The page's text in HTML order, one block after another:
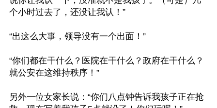
个小时过去了，还没让我认！”
“出这么大事，领导没有一个出面！”
“你们都在干什么？医院在干什么？政府在干什么？
就公安在这维持秩序！”
另外一位女家长说：“你们八点钟告诉我孩子正在抢